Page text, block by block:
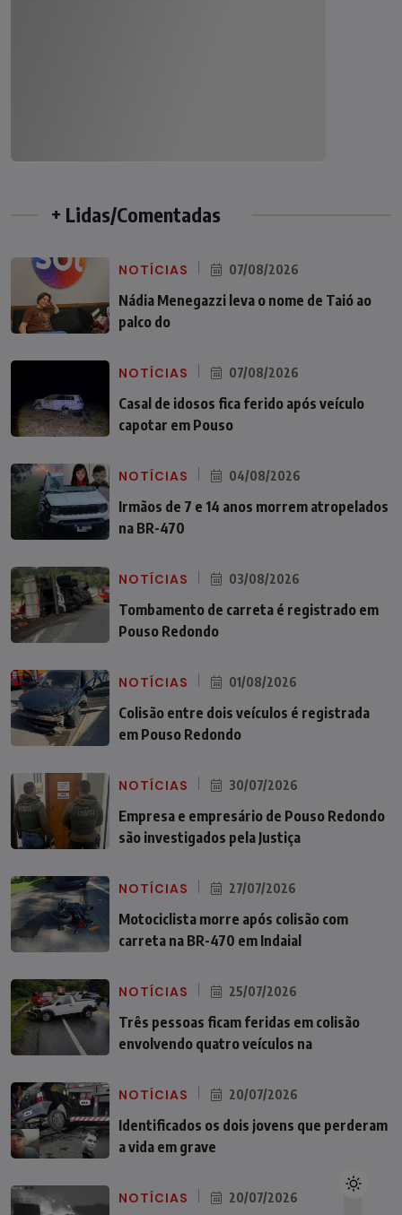
+ Lidas/Comentadas
NOTÍCIAS 07/08/2026
Nádia Menegazzi leva o nome de Taió ao
palco do
NOTÍCIAS 07/08/2026
Casal de idosos fica ferido após veículo
capotar em Pouso
NOTÍCIAS 04/08/2026
Irmãos de 7 e 14 anos morrem atropelados
na BR-470
NOTÍCIAS 03/08/2026
Tombamento de carreta é registrado em
Pouso Redondo
NOTÍCIAS 01/08/2026
Colisão entre dois veículos é registrada
em Pouso Redondo
NOTÍCIAS 30/07/2026
Empresa e empresário de Pouso Redondo
são investigados pela Justiça
NOTÍCIAS 27/07/2026
Motociclista morre após colisão com
carreta na BR-470 em Indaial
NOTÍCIAS 25/07/2026
Três pessoas ficam feridas em colisão
envolvendo quatro veículos na
NOTÍCIAS 20/07/2026
Identificados os dois jovens que perderam
a vida em grave
NOTÍCIAS 20/07/2026